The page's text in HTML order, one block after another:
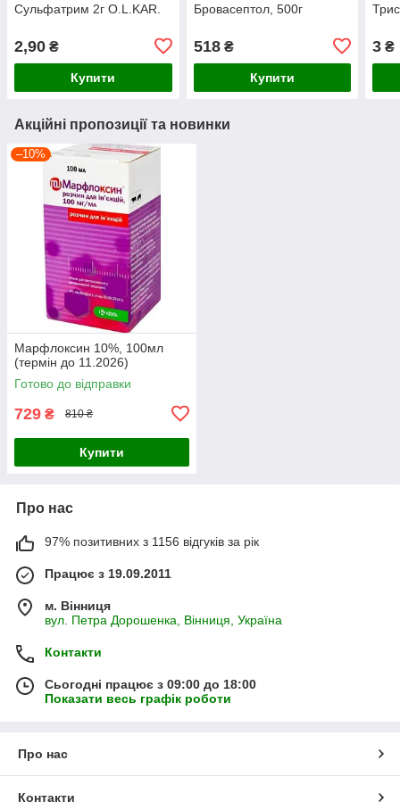
Сульфатрим 2г O.L.KAR.
2,90 ₴
Купити
Бровасептол, 500г
518₴
Купити
3 ₴
Акційні пропозиції та новинки
–10%
Марфлоксин 10%, 100мл
(термін до 11.2026)
Готово до відправки
729 ₴ 810 ₴
Купити
Про нас
97% позитивних з 1156 відгуків за рік
Працює з 19.09.2011
м. Вінниця
вул. Петра Дорошенка, Вінниця, Україна
Контакти
Сьогодні працює з 09:00 до 18:00
Показати весь графік роботи
Про нас
Контакти